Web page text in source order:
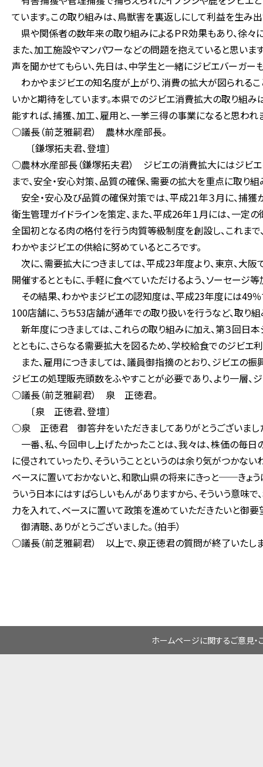
ています。この取り組みは、鳥獣害を裏返しにして利益を生み
県や関係者の数年来の取り組みによるＰＲ効果もあり、徐々
また、加工施設やマンパワーなどの問題を抱えていると思い
声を聞かせてもらい、先日は、中学生と一緒にジビエバーガー
わかやまジビエの知名度が上がり、消費の拡大が図られる
いかと期待をしています。本県でのジビエ消費拡大の取り組
能すれば、捕獲、加工、雇用と、一挙三得の事業になると思わ
○議長（前芝雅嗣君） 農林水産部長。
〔鎌塚拓夫君、登壇〕
○農林水産部長（鎌塚拓夫君） ジビエの消費拡大にはジビエ
まで、安全・安心対策、品質の確保、需要の拡大を重点に取り
安全・安心及び品質の確保対策では、平成21年３月に、捕
衛生管理ガイドラインを策定、また、平成26年１月には、一
全国初となる肉の格付を行う肉質等級制度を創設し、これま
わかやまジビエの供給に努めているところです。
次に、需要拡大につきましては、平成23年度より、東京、大
開催するとともに、手軽に食べていただけるよう、ソーセージ
その結果、わかやまジビエの認知度は、平成23年度には49
100店舗に、うち53店舗が通年での取り扱いを行うなど、取り
新年度につきましては、これらの取り組みに加え、第３回日
とともに、さらなる需要拡大を図るため、学校給食でのジビエ
また、雇用につきましては、議員御指摘のとおり、ジビエの
ジビエの処理販売頭数をふやすことが必要であり、より一層、
○議長（前芝雅嗣君） 泉 正徳君。
〔泉 正徳君、登壇〕
○泉 正徳君 御答弁をいただきましてありがとうございまし
一番、私、今回申し上げたかったことは、我々は、株価の毎
に侵されていったり、そういうことというのは余り気がつかな
ベースに置いておかないと、和歌山県の将来にきっと──きょ
ういう日本にはすばらしいもんがありますから、そういう意味
力を入れて、ベースに置いて政策を進めていただきたいと御要
御清聴、ありがとうございました。（拍手）
○議長（前芝雅嗣君） 以上で、泉正徳君の質問が終了いたし
ホームページに関するご意見・